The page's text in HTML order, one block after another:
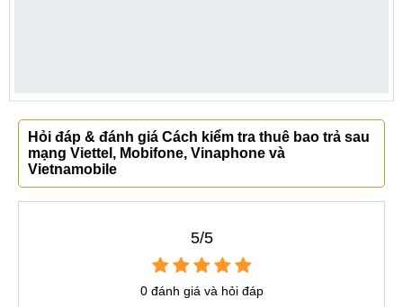
Hỏi đáp & đánh giá Cách kiểm tra thuê bao trả sau
mạng Viettel, Mobifone, Vinaphone và
Vietnamobile
5/5
0 đánh giá và hỏi đáp